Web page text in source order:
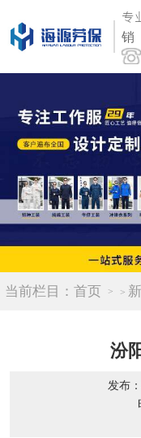
专
销
当前栏目： 首页 >
汾
发布